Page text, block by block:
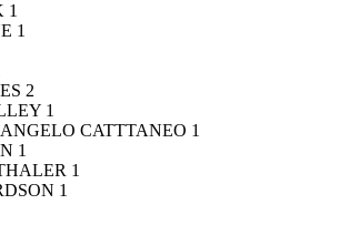
1
1
2
1
CATTTANEO 1
1
1
1